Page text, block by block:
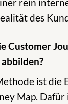
des
Customer
ist die
Map.